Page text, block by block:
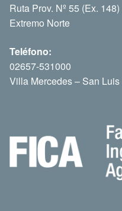
Ruta Prov. Nº 55 (Ex. 148)
Extremo Norte
Teléfono:
02657-531000
Villa Mercedes – San Luis